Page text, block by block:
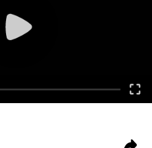
รีส์ความคมชัดสูงอย่างลื่นไหล